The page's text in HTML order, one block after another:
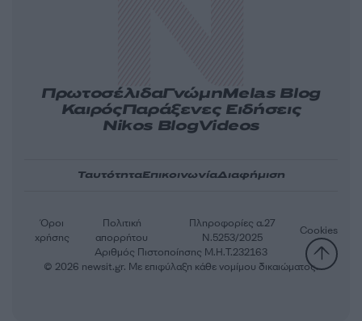
ΠρωτοσέλιδαΓνώμηMelas Blog
ΚαιρόςΠαράξενες Ειδήσεις
Nikos BlogVideos
ΤαυτότηταΕπικοινωνίαΔιαφήμιση
Αριθμός Πιστοποίησης Μ.Η.Τ.232163
Όροι
χρήσης
Πολιτική
απορρήτου
Πληροφορίες α.27
Ν.5253/2025
Cookies
© 2026 newsit.gr. Με επιφύλαξη κάθε νομίμου δικαιώματος.